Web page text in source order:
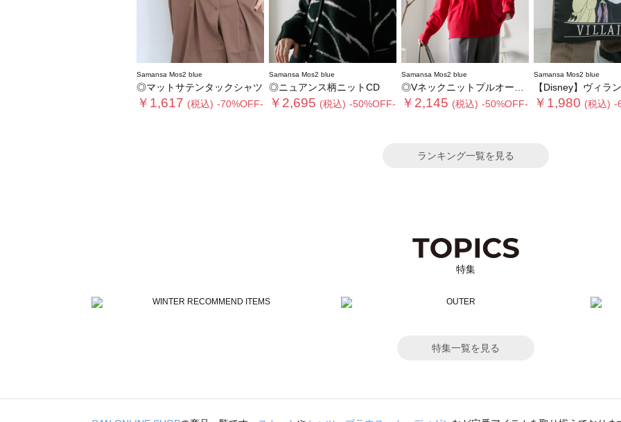
Samansa Mos2 blue
◎マットサテンタックシャツ
￥1,617 (税込) -70%OFF-
Samansa Mos2 blue
◎ニュアンス柄ニットCD
￥2,695 (税込) -50%OFF-
Samansa Mos2 blue
◎Vネックニットプルオーバー
￥2,145 (税込) -50%OFF-
Samansa Mos2 blue
【Disney】ヴィランズ/トー
￥1,980 (税込) -
ランキング一覧を見る
特集
特集一覧を見る